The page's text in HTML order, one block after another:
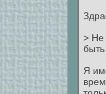
> Не
Я